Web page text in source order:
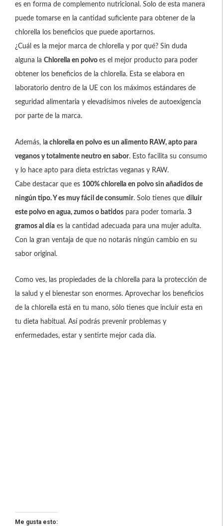
es en forma de complemento nutricional. Solo de esta manera
puede tomarse en la cantidad suficiente para obtener de la
chlorella los beneficios que puede aportarnos.
¿Cuál es la mejor marca de chlorella y por qué? Sin duda
alguna la Chlorella en polvo es el mejor producto para poder
obtener los beneficios de la chlorella. Esta se elabora en
laboratorio dentro de la UE con los máximos estándares de
seguridad alimentaria y elevadísimos niveles de autoexigencia
por parte de la marca.
Además, l a chlorella en polvo es un alimento RAW, apto para
veganos y totalmente neutro en sabor. Esto facilita su consumo
y lo hace apto para dieta estrictas veganas y RAW.
Cabe destacar que es 100% chlorella en polvo sin añadidos de
ningún tipo. Y es muy fácil de consumir. Solo tienes que diluir
este polvo en agua, zumos o batidos para poder tomarla. 3
gramos al día es la cantidad adecuada para una mujer adulta.
Con la gran ventaja de que no notarás ningún cambio en su
sabor original.
Como ves, las propiedades de la chlorella para la protección de
la salud y el bienestar son enormes. Aprovechar los beneficios
de la chlorella está en tu mano, sólo tienes que incluir esta en
tu dieta habitual. Así podrás prevenir problemas y
enfermedades, estar y sentirte mejor cada día.
Me gusta esto: